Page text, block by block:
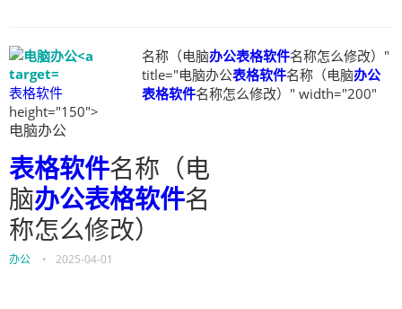
表格软件
名称（电脑办公表格软件名称怎么修改）"
title="电脑办公表格软件名称（电脑办公
表格软件名称怎么修改）" width="200"
height="150">
电脑办公
表格软件名称（电
脑办公表格软件名
称怎么修改）
办公 • 2025-04-01